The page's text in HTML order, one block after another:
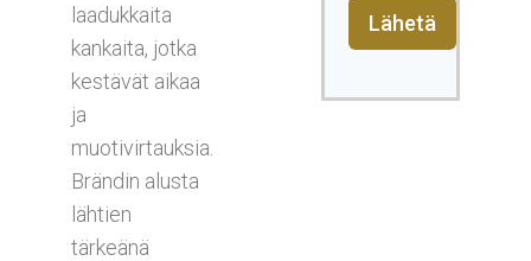
laadukkaita
kankaita, jotka
kestävät aikaa
ja
muotivirtauksia.
Brändin alusta
lähtien
tärkeänä
Lähetä